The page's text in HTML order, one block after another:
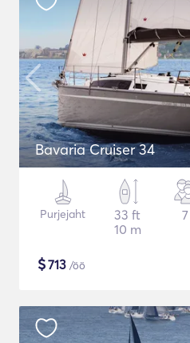
Bavaria Cruiser 34
Purjejaht
33 ft
10 m
7
$713 /öö